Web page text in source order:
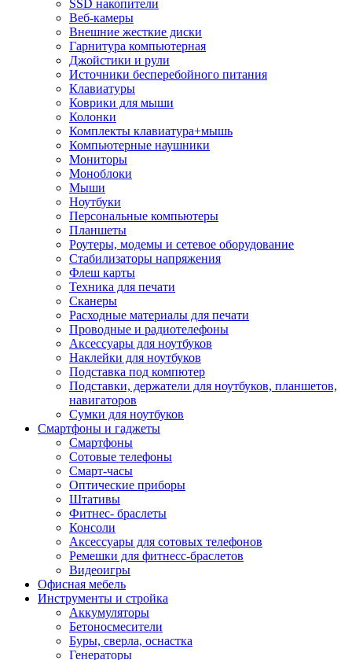
SSD накопители
Веб-камеры
Внешние жесткие диски
Гарнитура компьютерная
Джойстики и рули
Источники бесперебойного питания
Клавиатуры
Коврики для мыши
Колонки
Комплекты клавиатура+мышь
Компьютерные наушники
Мониторы
Моноблоки
Мыши
Ноутбуки
Персональные компьютеры
Планшеты
Роутеры, модемы и сетевое оборудование
Стабилизаторы напряжения
Флеш карты
Техника для печати
Сканеры
Расходные материалы для печати
Проводные и радиотелефоны
Аксессуары для ноутбуков
Наклейки для ноутбуков
Подставка под компютер
Подставки, держатели для ноутбуков, планшетов,
навигаторов
Сумки для ноутбуков
Смартфоны и гаджеты
Смартфоны
Сотовые телефоны
Смарт-часы
Оптические приборы
Штативы
Фитнес- браслеты
Консоли
Аксессуары для сотовых телефонов
Ремешки для фитнесс-браслетов
Видеоигры
Офисная мебель
Инструменты и стройка
Аккумуляторы
Бетоносмесители
Буры, сверла, оснастка
Генераторы